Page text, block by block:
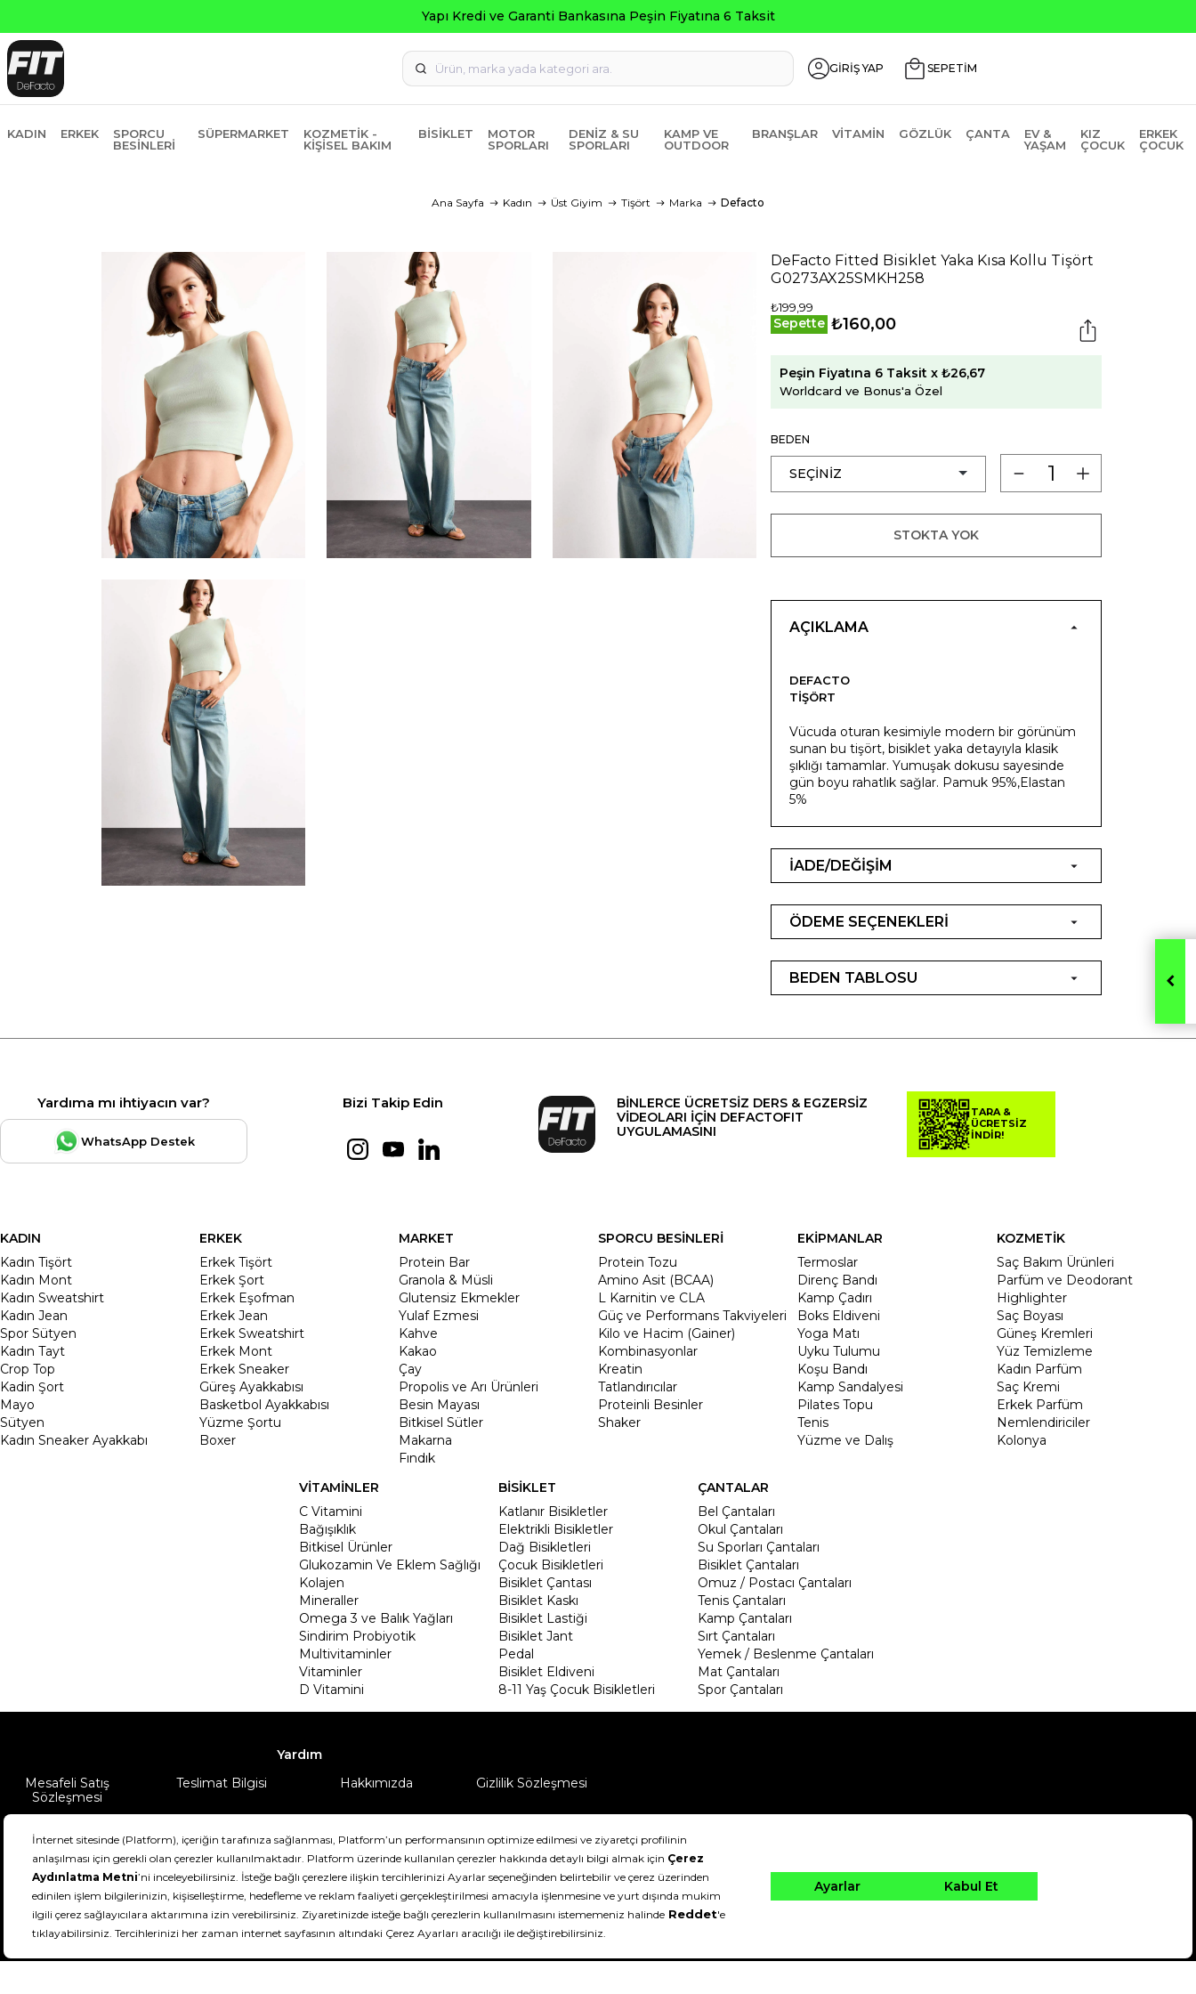
GİRİŞ YAP SEPETİM
KADIN ERKEK
SPORCU
BESINLERI
SÜPERMARKET
KOZMETIK -
KIŞISEL BAKIM
BISIKLET
MOTOR
SPORLARI
DENIZ & SU
SPORLARI
KAMP VE
OUTDOOR
BRANŞLAR VITAMIN GÖZLÜK ÇANTA
EV &
YAŞAM
KIZ
ÇOCUK
ERKEK
ÇOCUK
Ana Sayfa Kadın Üst Giyim Tişört Marka Defacto
DeFacto Fitted Bisiklet Yaka Kısa Kollu Tişört
G0273AX25SMKH258
₺199,99
Sepette ₺160,00
Peşin Fiyatına 6 Taksit x ₺26,67
Worldcard ve Bonus'a Özel
BEDEN
STOKTA YOK
AÇIKLAMA
DEFACTO
TIŞÖRT
Vücuda oturan kesimiyle modern bir görünüm
sunan bu tişört, bisiklet yaka detayıyla klasik
şıklığı tamamlar. Yumuşak dokusu sayesinde
gün boyu rahatlık sağlar. Pamuk 95%,Elastan
5%
İADE/DEĞİŞİM
ÖDEME SEÇENEKLERİ
BEDEN TABLOSU
Yardıma mı ihtiyacın var?
WhatsApp Destek
Bizi Takip Edin
BİNLERCE ÜCRETSİZ DERS & EGZERSİZ
VİDEOLARI İÇİN DEFACTOFIT
UYGULAMASINI
TARA &
ÜCRETSİZ
İNDİR!
KADIN
Kadın Tişört
Kadın Mont
Kadın Sweatshirt
Kadın Jean
Spor Sütyen
Kadın Tayt
Crop Top
Kadin Şort
Mayo
Sütyen
Kadın Sneaker Ayakkabı
ERKEK
Erkek Tişört
Erkek Şort
Erkek Eşofman
Erkek Jean
Erkek Sweatshirt
Erkek Mont
Erkek Sneaker
Güreş Ayakkabısı
Basketbol Ayakkabısı
Yüzme Şortu
Boxer
MARKET
Protein Bar
Granola & Müsli
Glutensiz Ekmekler
Yulaf Ezmesi
Kahve
Kakao
Çay
Propolis ve Arı Ürünleri
Besin Mayası
Bitkisel Sütler
Makarna
Fındık
SPORCU BESİNLERİ
Protein Tozu
Amino Asit (BCAA)
L Karnitin ve CLA
Güç ve Performans Takviyeleri
Kilo ve Hacim (Gainer)
Kombinasyonlar
Kreatin
Tatlandırıcılar
Proteinli Besinler
Shaker
EKİPMANLAR
Termoslar
Direnç Bandı
Kamp Çadırı
Boks Eldiveni
Yoga Matı
Uyku Tulumu
Koşu Bandı
Kamp Sandalyesi
Pilates Topu
Tenis
Yüzme ve Dalış
KOZMETİK
Saç Bakım Ürünleri
Parfüm ve Deodorant
Highlighter
Saç Boyası
Güneş Kremleri
Yüz Temizleme
Kadın Parfüm
Saç Kremi
Erkek Parfüm
Nemlendiriciler
Kolonya
VİTAMİNLER
C Vitamini
Bağışıklık
Bitkisel Ürünler
Glukozamin Ve Eklem Sağlığı
Kolajen
Mineraller
Omega 3 ve Balık Yağları
Sindirim Probiyotik
Multivitaminler
Vitaminler
D Vitamini
BİSİKLET
Katlanır Bisikletler
Elektrikli Bisikletler
Dağ Bisikletleri
Çocuk Bisikletleri
Bisiklet Çantası
Bisiklet Kaskı
Bisiklet Lastiği
Bisiklet Jant
Pedal
Bisiklet Eldiveni
8-11 Yaş Çocuk Bisikletleri
ÇANTALAR
Bel Çantaları
Okul Çantaları
Su Sporları Çantaları
Bisiklet Çantaları
Omuz / Postacı Çantaları
Tenis Çantaları
Kamp Çantaları
Sırt Çantaları
Yemek / Beslenme Çantaları
Mat Çantaları
Spor Çantaları
Yardım
Mesafeli Satış
Sözleşmesi
Teslimat Bilgisi Hakkımızda Gizlilik Sözleşmesi
DeFactoFIT ©️ 2022-2026. Tüm hakları saklıdır.